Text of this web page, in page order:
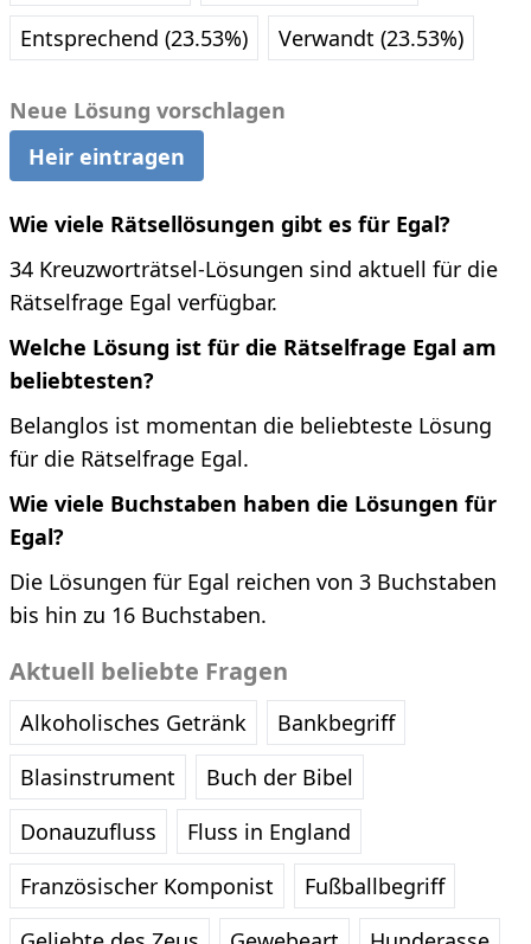
Entsprechend (23.53%)
Verwandt (23.53%)
Neue Lösung vorschlagen
Heir eintragen
Wie viele Rätsellösungen gibt es für Egal?
34 Kreuzworträtsel-Lösungen sind aktuell für die
Rätselfrage Egal verfügbar.
Welche Lösung ist für die Rätselfrage Egal am
beliebtesten?
Belanglos ist momentan die beliebteste Lösung
für die Rätselfrage Egal.
Wie viele Buchstaben haben die Lösungen für
Egal?
Die Lösungen für Egal reichen von 3 Buchstaben
bis hin zu 16 Buchstaben.
Aktuell beliebte Fragen
Alkoholisches Getränk
Bankbegriff
Blasinstrument
Buch der Bibel
Donauzufluss
Fluss in England
Französischer Komponist
Fußballbegriff